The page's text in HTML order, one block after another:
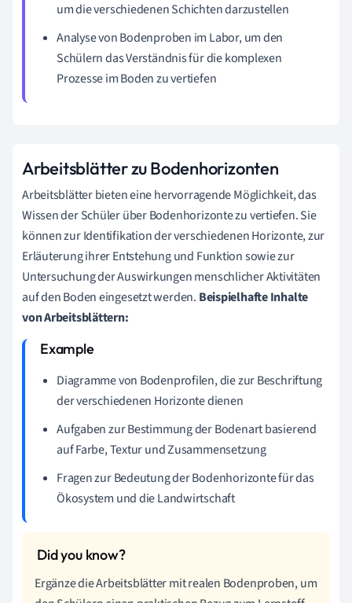
um die verschiedenen Schichten darzustellen
Analyse von Bodenproben im Labor, um den
Schülern das Verständnis für die komplexen
Prozesse im Boden zu vertiefen
Arbeitsblätter zu Bodenhorizonten
Arbeitsblätter bieten eine hervorragende Möglichkeit, das
Wissen der Schüler über Bodenhorizonte zu vertiefen. Sie
können zur Identifikation der verschiedenen Horizonte, zur
Erläuterung ihrer Entstehung und Funktion sowie zur
Untersuchung der Auswirkungen menschlicher Aktivitäten
auf den Boden eingesetzt werden. Beispielhafte Inhalte
von Arbeitsblättern:
Diagramme von Bodenprofilen, die zur Beschriftung
der verschiedenen Horizonte dienen
Aufgaben zur Bestimmung der Bodenart basierend
auf Farbe, Textur und Zusammensetzung
Fragen zur Bedeutung der Bodenhorizonte für das
Ökosystem und die Landwirtschaft
Ergänze die Arbeitsblätter mit realen Bodenproben, um